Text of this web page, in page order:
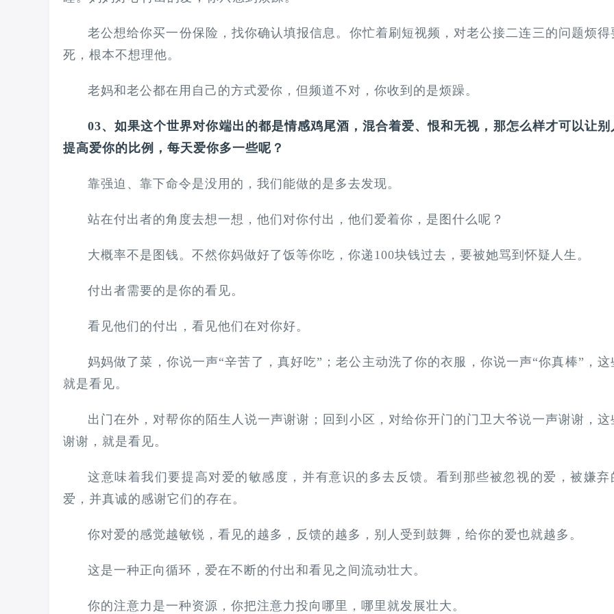
老公想给你买一份保险，找你确认填报信息。你忙着刷短视频，对老公接二连三的问题烦得
死，根本不想理他。
老妈和老公都在用自己的方式爱你，但频道不对，你收到的是烦躁。
03、如果这个世界对你端出的都是情感鸡尾酒，混合着爱、恨和无视，那怎么样才可以让别
提高爱你的比例，每天爱你多一些呢？
靠强迫、靠下命令是没用的，我们能做的是多去发现。
站在付出者的角度去想一想，他们对你付出，他们爱着你，是图什么呢？
大概率不是图钱。不然你妈做好了饭等你吃，你递100块钱过去，要被她骂到怀疑人生。
付出者需要的是你的看见。
看见他们的付出，看见他们在对你好。
妈妈做了菜，你说一声“辛苦了，真好吃”；老公主动洗了你的衣服，你说一声“你真棒”，这
就是看见。
出门在外，对帮你的陌生人说一声谢谢；回到小区，对给你开门的门卫大爷说一声谢谢，这
谢谢，就是看见。
这意味着我们要提高对爱的敏感度，并有意识的多去反馈。看到那些被忽视的爱，被嫌弃
爱，并真诚的感谢它们的存在。
你对爱的感觉越敏锐，看见的越多，反馈的越多，别人受到鼓舞，给你的爱也就越多。
这是一种正向循环，爱在不断的付出和看见之间流动壮大。
你的注意力是一种资源，你把注意力投向哪里，哪里就发展壮大。